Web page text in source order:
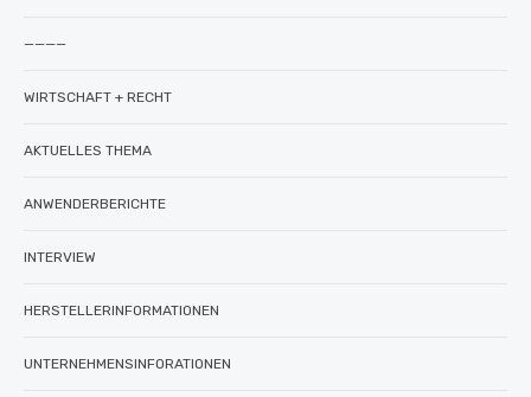
————
WIRTSCHAFT + RECHT
AKTUELLES THEMA
ANWENDERBERICHTE
INTERVIEW
HERSTELLERINFORMATIONEN
UNTERNEHMENSINFORATIONEN